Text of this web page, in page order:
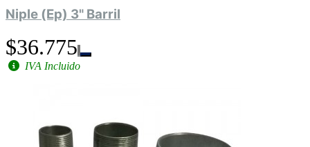
Niple (Ep) 3" Barril
$36.775
IVA Incluido